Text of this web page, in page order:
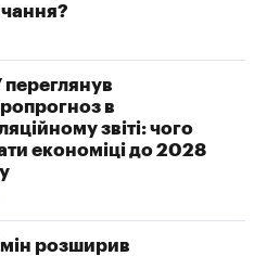
переглянув
в
звіті: чого
економіці до 2028
розширив